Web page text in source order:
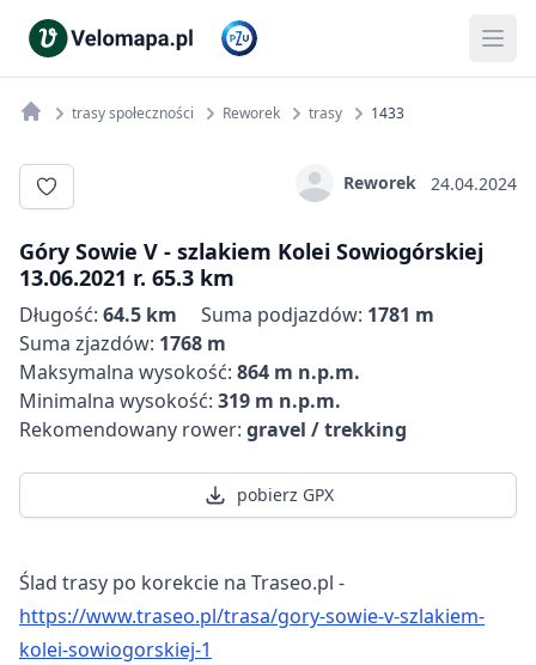
trasy społeczności Reworek trasy 1433
Reworek 24.04.2024
Góry Sowie V - szlakiem Kolei Sowiogórskiej
13.06.2021 r. 65.3 km
Długość: 64.5 km Suma podjazdów: 1781 m
Suma zjazdów: 1768 m
Maksymalna wysokość: 864 m n.p.m.
Minimalna wysokość: 319 m n.p.m.
Rekomendowany rower: gravel / trekking
pobierz GPX
Ślad trasy po korekcie na Traseo.pl -
https://www.traseo.pl/trasa/gory-sowie-v-szlakiem-
kolei-sowiogorskiej-1